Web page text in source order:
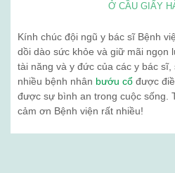
Ở CẦU GIẤY
Kính chúc đội ngũ y bác sĩ Bệnh
dồi dào sức khỏe và giữ mãi ngọn
tài năng và y đức của các y bác sĩ,
nhiều bệnh nhân bướu cổ được
được sự bình an trong cuộc sống.
cảm ơn Bệnh viện rất nhiều!